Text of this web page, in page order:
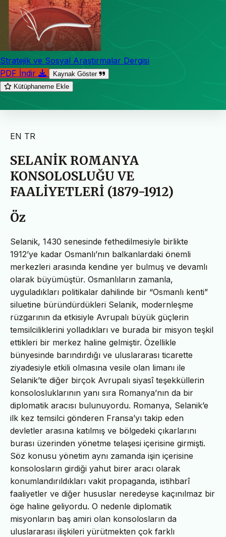
Stratejik ve Sosyal Araştırmalar Dergisi
PDF İndir
Kaynak Göster
Kütüphaneme Ekle
EN TR
SELANİK ROMANYA
KONSOLOSLUĞU VE
FAALİYETLERİ (1879-1912)
Öz
Selanik, 1430 senesinde fethedilmesiyle birlikte
1912’ye kadar Osmanlı’nın balkanlardaki önemli
merkezleri arasında kendine yer bulmuş ve devamlı
olarak büyümüştür. Osmanlıların zamanla,
uyguladıkları politikalar dahilinde bir “Osmanlı kenti”
siluetine büründürdükleri Selanik, modernleşme
rüzgarının da etkisiyle Avrupalı büyük güçlerin
temsilciliklerini yolladıkları ve burada bir misyon teşkil
ettikleri bir merkez haline gelmiştir. Özellikle
bünyesinde barındırdığı ve uluslararası ticarette
ziyadesiyle etkili olmasına vesile olan limanı ile
Selanik’te diğer birçok Avrupalı siyasî teşekküllerin
konsolosluklarının yanı sıra Romanya’nın da bir
diplomatik aracısı bulunuyordu. Romanya, Selanik’e
ilk kez temsilci gönderen Fransa’yı takip eden
devletler arasına katılmış ve bölgedeki çıkarlarını
burası üzerinden yönetme telaşesi içerisine girmişti.
Söz konusu yönetim aynı zamanda işin içerisine
konsolosların girdiği yahut birer aracı olarak
konumlandırıldıkları vakit propaganda, istihbarî
faaliyetler ve diğer hususlar neredeyse kaçınılmaz bir
öge haline geliyordu. O nedenle diplomatik
misyonların baş amiri olan konsolosların da
uluslararası ilişkileri yürütmekten çok farklı